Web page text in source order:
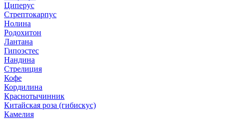
Циперус
Стрептокарпус
Нолина
Родохитон
Лантана
Гипоэстес
Нандина
Стрелиция
Кофе
Кордилина
Краснотычинник
Китайская роза (гибискус)
Камелия